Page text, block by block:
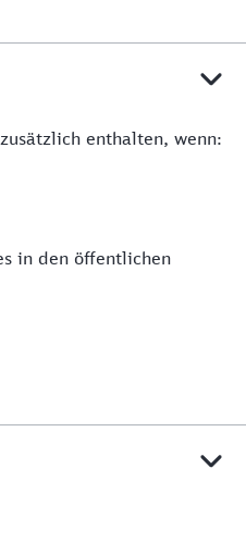
enthalten, wenn:
in den öffentlichen